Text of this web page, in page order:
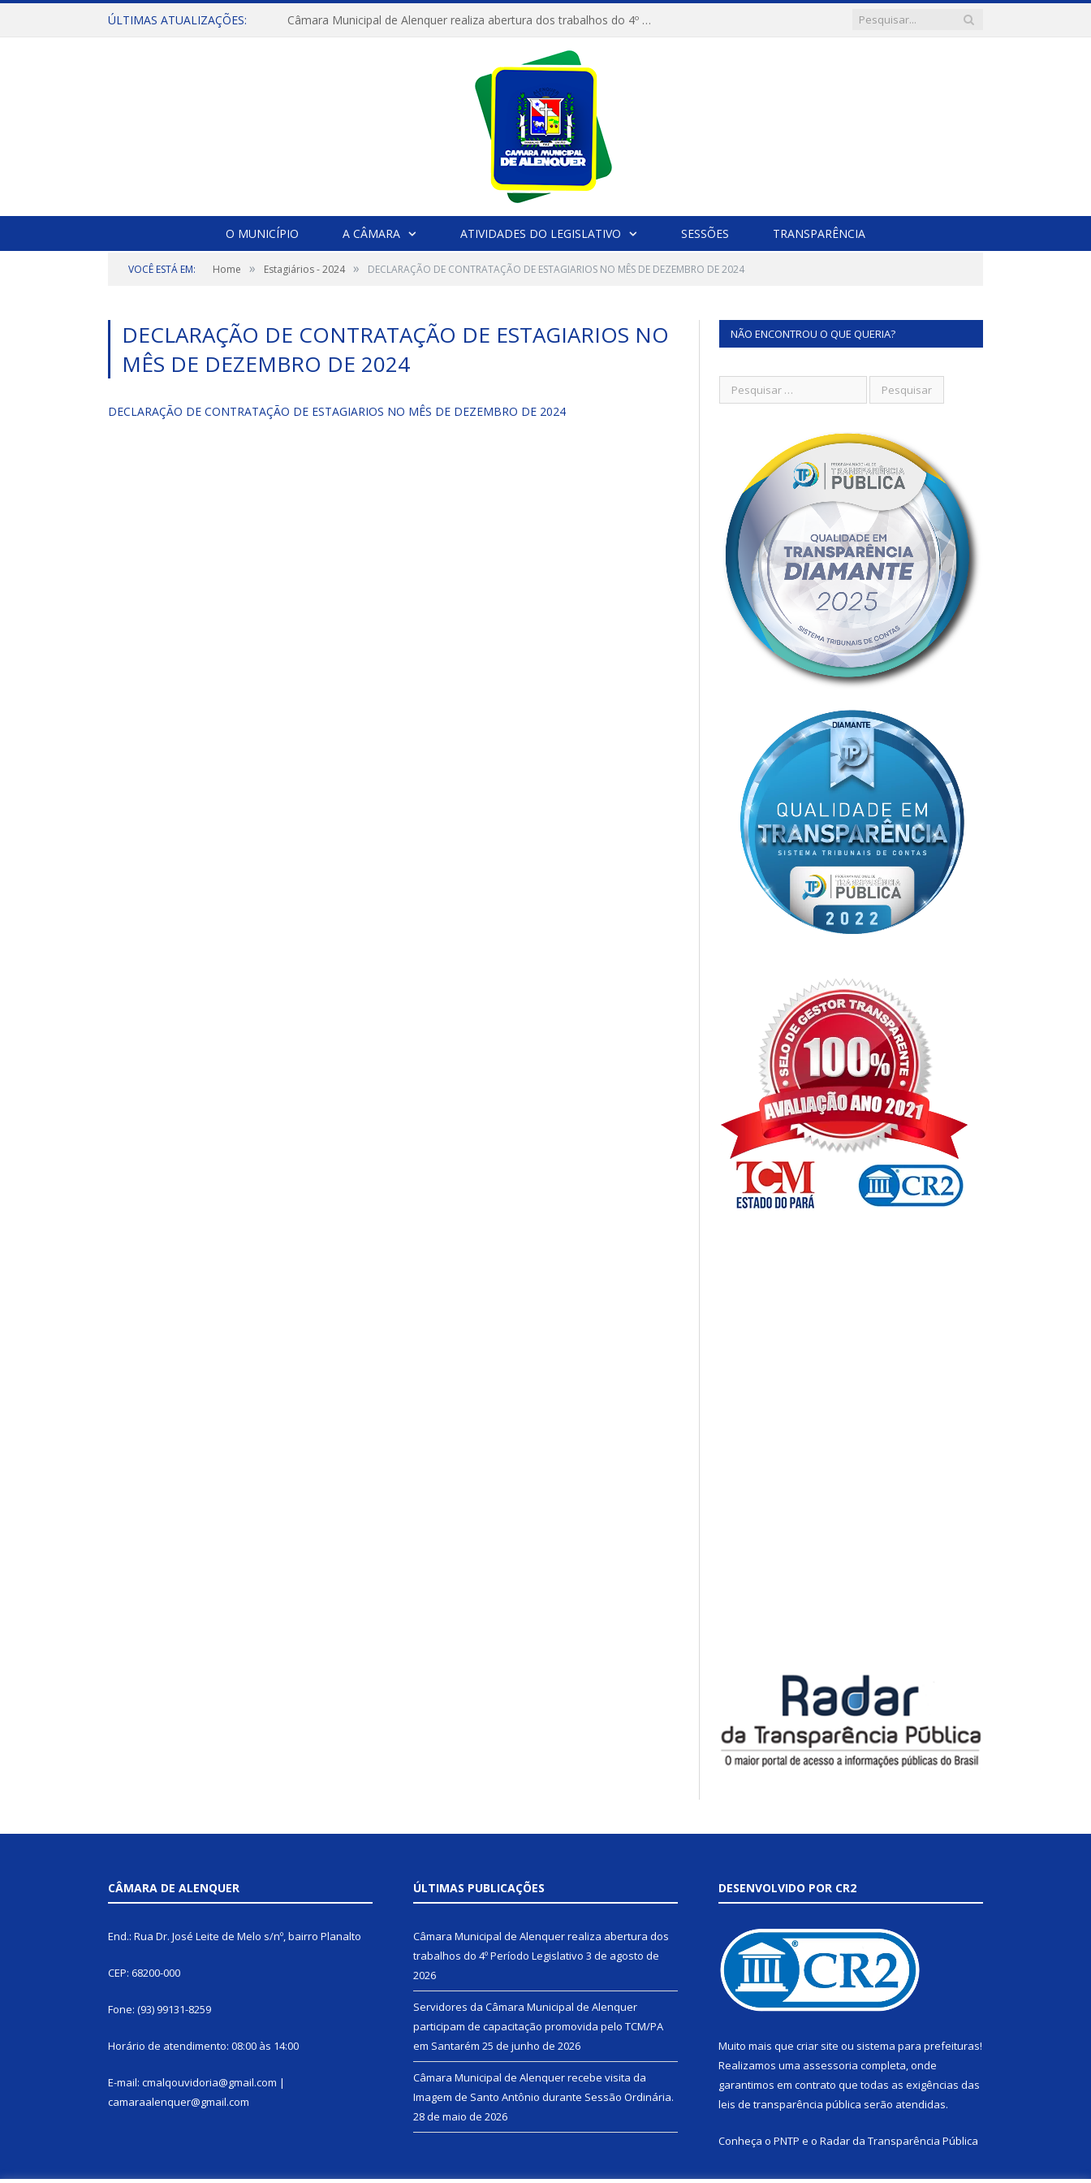
ÚLTIMAS ATUALIZAÇÕES: Câmara Municipal de Alenquer realiza abertura dos trabalhos do 4º Período Legislativo
O MUNICÍPIO A CÂMARA ATIVIDADES DO LEGISLATIVO SESSÕES TRANSPARÊNCIA
VOCÊ ESTÁ EM: Home » Estagiários - 2024 » DECLARAÇÃO DE CONTRATAÇÃO DE ESTAGIARIOS NO MÊS DE DEZEMBRO DE 2024
DECLARAÇÃO DE CONTRATAÇÃO DE ESTAGIARIOS NO
MÊS DE DEZEMBRO DE 2024
DECLARAÇÃO DE CONTRATAÇÃO DE ESTAGIARIOS NO MÊS DE DEZEMBRO DE 2024
NÃO ENCONTROU O QUE QUERIA?
CÂMARA DE ALENQUER
End.: Rua Dr. José Leite de Melo s/nº, bairro Planalto
CEP: 68200-000
Fone: (93) 99131-8259
Horário de atendimento: 08:00 às 14:00
E-mail: cmalqouvidoria@gmail.com |
camaraalenquer@gmail.com
ÚLTIMAS PUBLICAÇÕES
Câmara Municipal de Alenquer realiza abertura dos
trabalhos do 4º Período Legislativo 3 de agosto de
2026
Servidores da Câmara Municipal de Alenquer
participam de capacitação promovida pelo TCM/PA
em Santarém 25 de junho de 2026
Câmara Municipal de Alenquer recebe visita da
Imagem de Santo Antônio durante Sessão Ordinária.
28 de maio de 2026
DESENVOLVIDO POR CR2
Muito mais que criar site ou sistema para prefeituras!
Realizamos uma assessoria completa, onde
garantimos em contrato que todas as exigências das
leis de transparência pública serão atendidas.
Conheça o PNTP e o Radar da Transparência Pública